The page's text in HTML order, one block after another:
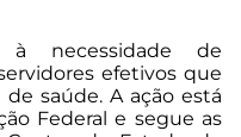
necessidade de
efetivos que
saúde. A ação está
Federal e segue as